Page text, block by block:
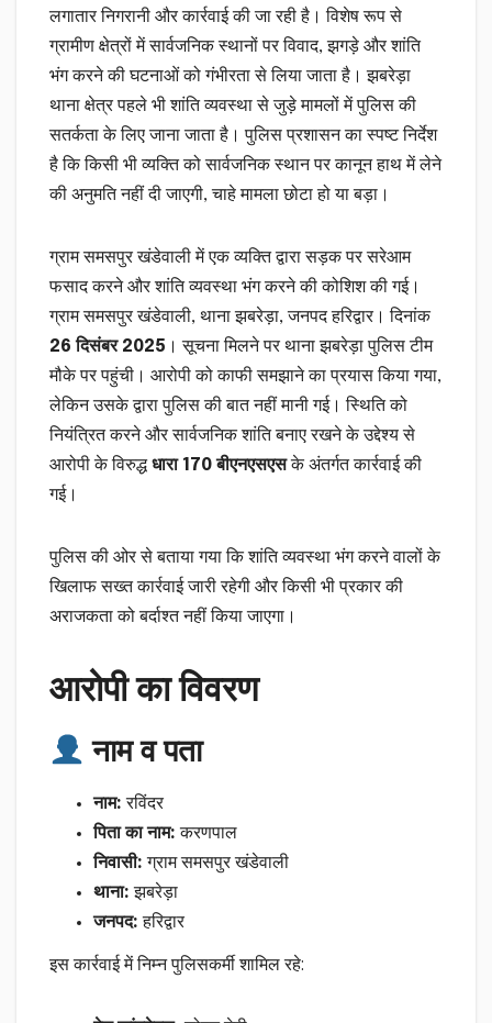
लगातार निगरानी और कार्रवाई की जा रही है। विशेष रूप से
ग्रामीण क्षेत्रों में सार्वजनिक स्थानों पर विवाद, झगड़े और शांति
भंग करने की घटनाओं को गंभीरता से लिया जाता है। झबरेड़ा
थाना क्षेत्र पहले भी शांति व्यवस्था से जुड़े मामलों में पुलिस की
सतर्कता के लिए जाना जाता है। पुलिस प्रशासन का स्पष्ट निर्देश
है कि किसी भी व्यक्ति को सार्वजनिक स्थान पर कानून हाथ में लेने
की अनुमति नहीं दी जाएगी, चाहे मामला छोटा हो या बड़ा।
ग्राम समसपुर खंडेवाली में एक व्यक्ति द्वारा सड़क पर सरेआम
फसाद करने और शांति व्यवस्था भंग करने की कोशिश की गई।
ग्राम समसपुर खंडेवाली, थाना झबरेड़ा, जनपद हरिद्वार। दिनांक
26 दिसंबर 2025 । सूचना मिलने पर थाना झबरेड़ा पुलिस टीम
मौके पर पहुंची। आरोपी को काफी समझाने का प्रयास किया गया,
लेकिन उसके द्वारा पुलिस की बात नहीं मानी गई। स्थिति को
नियंत्रित करने और सार्वजनिक शांति बनाए रखने के उद्देश्य से
आरोपी के विरुद्धधारा 170 बीएनएसएसके अंतर्गत कार्रवाई की
गई।
पुलिस की ओर से बताया गया कि शांति व्यवस्था भंग करने वालों के
खिलाफ सख्त कार्रवाई जारी रहेगी और किसी भी प्रकार की
अराजकता को बर्दाश्त नहीं किया जाएगा।
आरोपी का विवरण
नाम व पता
नाम: रविंदर
पिता का नाम: करणपाल
निवासी: ग्राम समसपुर खंडेवाली
थाना: झबरेड़ा
जनपद: हरिद्वार
इस कार्रवाई में निम्न पुलिसकर्मी शामिल रहे: